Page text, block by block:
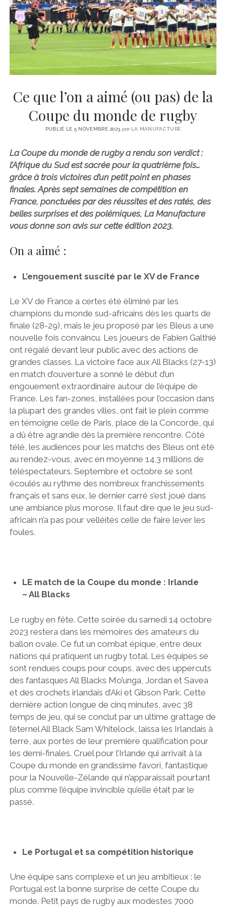
CINÉMA
LITTÉRATURE
ÉCONOMIE
SPORT
MÉDIAS
instagram
emailemail-
form
Ce que l’on a aimé (ou pas) de la
Coupe du monde de rugby
PUBLIÉ LE 5 NOVEMBRE 2023 parLA MANUFACTURE
La Coupe du monde de rugby a rendu son verdict :
l’Afrique du Sud est sacrée pour la quatrième fois…
grâce à trois victoires d’un petit point en phases
finales. Après sept semaines de compétition en
France, ponctuées par des réussites et des ratés, des
belles surprises et des polémiques, La Manufacture
vous donne son avis sur cette édition 2023.
On a aimé :
L’engouement suscité par le XV de France
Le XV de France a certes été éliminé par les
champions du monde sud-africains dès les quarts de
finale (28-29), mais le jeu proposé par les Bleus a une
nouvelle fois convaincu. Les joueurs de Fabien Galthié
ont régalé devant leur public avec des actions de
grandes classes. La victoire face aux All Blacks (27-13)
en match d’ouverture a sonné le début d’un
engouement extraordinaire autour de l’équipe de
France. Les fan-zones, installées pour l’occasion dans
la plupart des grandes villes, ont fait le plein comme
en témoigne celle de Paris, place de la Concorde, qui
a dû être agrandie dès la première rencontre. Côté
télé, les audiences pour les matchs des Bleus ont été
au rendez-vous, avec en moyenne 14,3 millions de
téléspectateurs. Septembre et octobre se sont
écoulés au rythme des nombreux franchissements
français et sans eux, le dernier carré s’est joué dans
une ambiance plus morose. Il faut dire que le jeu sud-
africain n’a pas pour velléités celle de faire lever les
foules.
LE match de la Coupe du monde : Irlande
– All Blacks
Le rugby en fête. Cette soirée du samedi 14 octobre
2023 restera dans les mémoires des amateurs du
ballon ovale. Ce fut un combat épique, entre deux
nations qui pratiquent un rugby total. Les équipes se
sont rendues coups pour coups, avec des uppercuts
des fantasques All Blacks Mo’unga, Jordan et Savea
et des crochets irlandais d’Aki et Gibson Park. Cette
dernière action longue de cinq minutes, avec 38
temps de jeu, qui se conclut par un ultime grattage de
l’éternel All Black Sam Whitelock, laissa les Irlandais à
terre, aux portes de leur première qualification pour
les demi-finales. Cruel pour l’Irlande qui arrivait à la
Coupe du monde en grandissime favori, fantastique
pour la Nouvelle-Zélande qui n’apparaissait pourtant
plus comme l’équipe invincible qu’elle était par le
passé.
Le Portugal et sa compétition historique
Une équipe sans complexe et un jeu ambitieux : le
Portugalest la bonne surprise de cette Coupe du
monde. Petit pays de rugby aux modestes 7000